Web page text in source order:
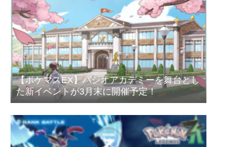
【ポケマスEX】パシオアカデミーを舞台とし
た新イベントが3月末に開催予定！